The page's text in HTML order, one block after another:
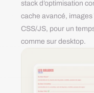
stack d’optimisation
cache avancé,
CSS/JS, pour un
comme sur desktop.